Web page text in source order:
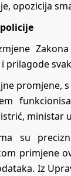
opozicija
prilagode
promjene,
ministar
su
primjene
Iz